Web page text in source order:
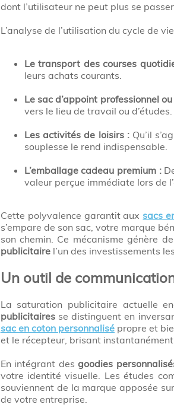
dont l’utilisateur ne peut plus se
L’analyse de l’utilisation du cycle de
Le transport des courses
leurs achats courants.
Le sac d’appoint professionnel
vers le lieu de travail ou d’études.
Les activités de loisirs :Qu’il
souplesse le rend indispensable.
L’emballage cadeau premium :
valeur perçue immédiate lors de
Cette polyvalence garantit auxsacs
s’empare de son sac, votre marque
son chemin. Ce mécanisme génère
publicitairel’un des investissements
Un outil de
La saturation publicitaire actuelle
publicitairesse distinguent en
sac en coton personnalisé propre et
et le récepteur, brisant
En intégrant desgoodies
votre identité visuelle. Les études
souviennent de la marque apposée
de votre entreprise.